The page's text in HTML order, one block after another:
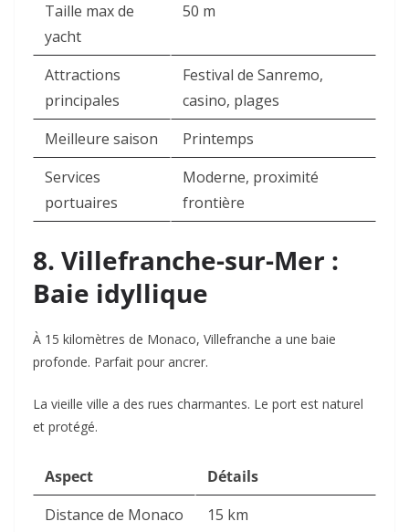
Taille max de
yacht
50 m
Attractions
principales
Festival de Sanremo,
casino, plages
Meilleure saison
Printemps
Services
portuaires
Moderne, proximité
frontière
8. Villefranche-sur-Mer :
Baie idyllique
À 15 kilomètres de Monaco, Villefranche a une baie
profonde. Parfait pour ancrer.
La vieille ville a des rues charmantes. Le port est naturel
et protégé.
Aspect
Détails
Distance de Monaco
15 km